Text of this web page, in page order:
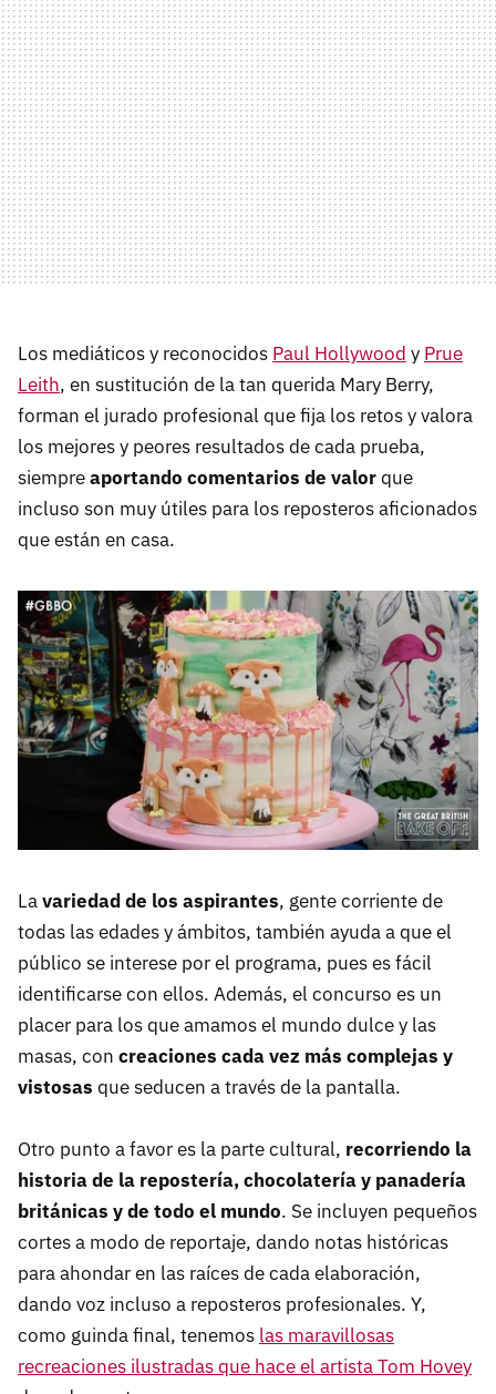
Los mediáticos y reconocidos Paul Hollywood y Prue
Leith, en sustitución de la tan querida Mary Berry,
forman el jurado profesional que fija los retos y valora
los mejores y peores resultados de cada prueba,
siempreaportando comentarios de valorque
incluso son muy útiles para los reposteros aficionados
que están en casa.
Lavariedad de los aspirantes, gente corriente de
todas las edades y ámbitos, también ayuda a que el
público se interese por el programa, pues es fácil
identificarse con ellos. Además, el concurso es un
placer para los que amamos el mundo dulce y las
masas, con creaciones cada vez más complejas y
vistosas que seducen a través de la pantalla.
Otro punto a favor es la parte cultural, recorriendo la
historia de la repostería, chocolatería y panadería
británicas y de todo el mundo. Se incluyen pequeños
cortes a modo de reportaje, dando notas históricas
para ahondar en las raíces de cada elaboración,
dando voz incluso a reposteros profesionales. Y,
como guinda final, tenemos las maravillosas
recreaciones ilustradas que hace el artista Tom Hovey